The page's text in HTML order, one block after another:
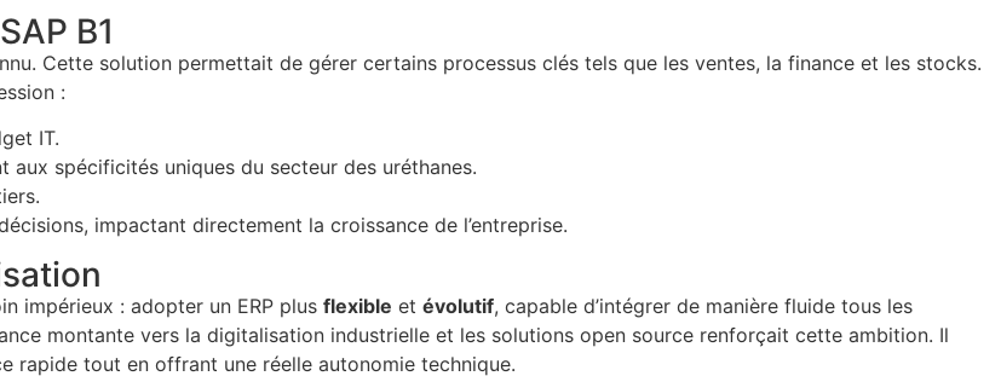
B1
Cette solution permettait de gérer certains processus clés tels que les ventes, la finance et les stocks.
:
IT.
aux spécificités uniques du secteur des uréthanes.
impactant directement la croissance de l’entreprise.
impérieux : adopter un ERP plus flexible et évolutif, capable d’intégrer de manière fluide tous les
montante vers la digitalisation industrielle et les solutions open source renforçait cette ambition. Il
rapide tout en offrant une réelle autonomie technique.